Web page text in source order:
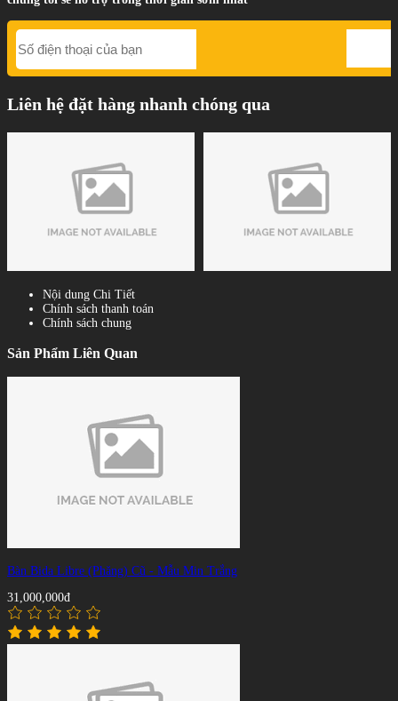
Liên hệ đặt hàng nhanh chóng qua
Nội dung Chi Tiết
Chính sách thanh toán
Chính sách chung
Sản Phẩm Liên Quan
Bàn Bida Libre (Phăng) Cũ - Mẫu Min Trắng
31,000,000đ